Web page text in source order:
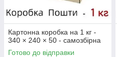
Картонна коробка на 1 кг -
340 × 240 × 50 - самозбірна
Готово до відправки